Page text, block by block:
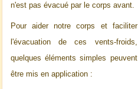
n'est pas évacué par le corps avant.
Pour aider notre corps et faciliter
l'évacuation de ces vents-froids,
quelques éléments simples peuvent
être mis en application :